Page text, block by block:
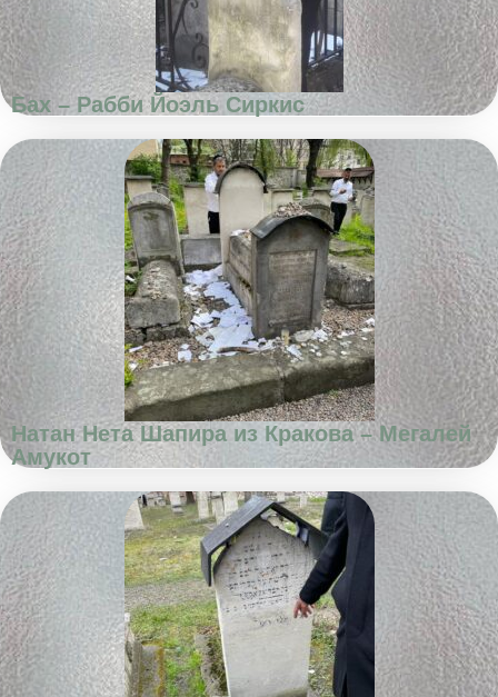
Бах – Рабби Йоэль Сиркис
Натан Нета Шапира из Кракова – Мегалей
Амукот